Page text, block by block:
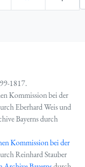
1817.
Kommission bei der
Eberhard Weis und
Bayerns durch
Kommission bei der
Reinhard Stauber